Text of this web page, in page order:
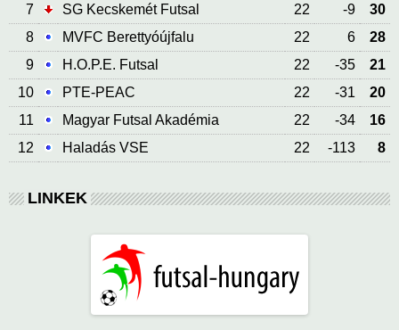
7
SG Kecskemét Futsal 22 -9
30
8
MVFC Berettyóújfalu 22 6
28
9
H.O.P.E. Futsal 22 -35
21
10
PTE-PEAC 22 -31
20
11
Magyar Futsal Akadémia 22 -34
16
12
Haladás VSE 22 -113 8
LINKEK